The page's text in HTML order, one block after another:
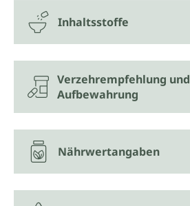
Inhaltsstoffe
Verzehrempfehlung und
Aufbewahrung
Nährwertangaben